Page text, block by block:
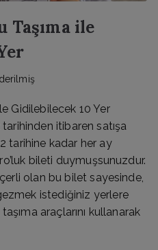
Taşıma ile
Gidilebilecek 10 Yer
itibaren satışa
tarihine kadar her ay
bileti duymuşsunuzdur.
olan bu bilet sayesinde,
istediğiniz yerlere
araçlarını kullanarak